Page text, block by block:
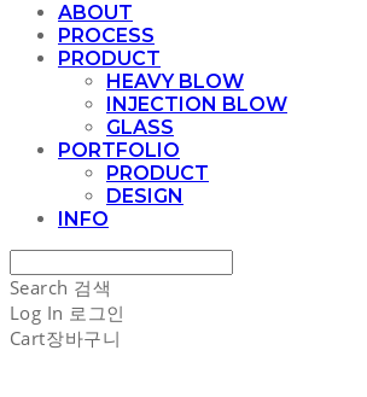
ABOUT
PROCESS
PRODUCT
HEAVY BLOW
INJECTION BLOW
GLASS
PORTFOLIO
PRODUCT
DESIGN
INFO
Search 검색
Log In 로그인
Cart장바구니